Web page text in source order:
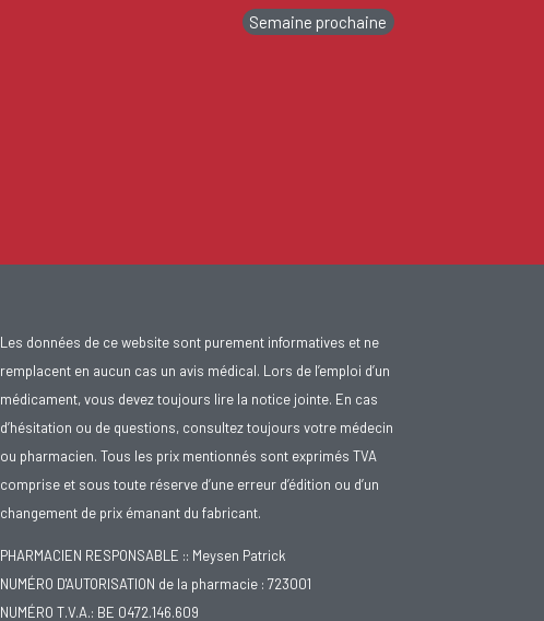
Semaine prochaine
Les données de ce website sont purement informatives et ne
remplacent en aucun cas un avis médical. Lors de l’emploi d’un
médicament, vous devez toujours lire la notice jointe. En cas
d’hésitation ou de questions, consultez toujours votre médecin
ou pharmacien. Tous les prix mentionnés sont exprimés TVA
comprise et sous toute réserve d’une erreur d’édition ou d’un
changement de prix émanant du fabricant.
PHARMACIEN RESPONSABLE :: Meysen Patrick
NUMÉRO D'AUTORISATION de la pharmacie : 723001
NUMÉRO T.V.A.: BE 0472.146.609